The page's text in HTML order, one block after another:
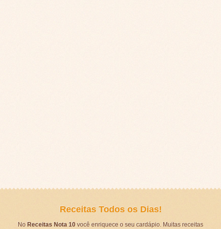
Receitas Todos os Dias!
No Receitas Nota 10você enriquece o seu cardápio. Muitas receitas